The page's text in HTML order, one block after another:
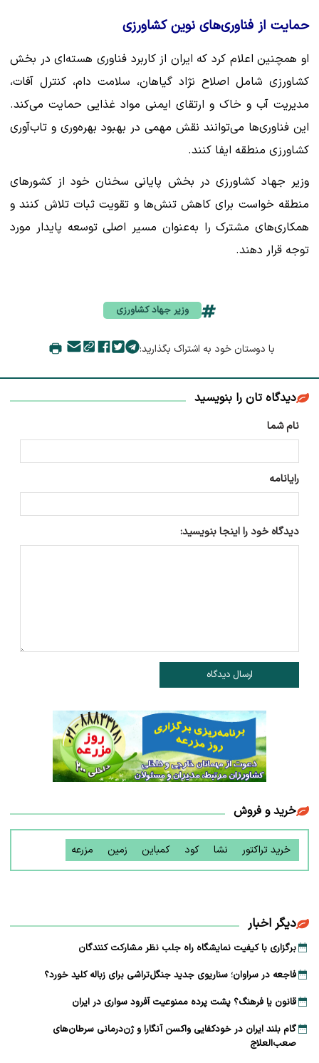
حمایت از فناوری‌های نوین کشاورزی
او همچنین اعلام کرد که ایران از کاربرد فناوری هسته‌ای در بخش
کشاورزی شامل اصلاح نژاد گیاهان، سلامت دام، کنترل آفات،
مدیریت آب و خاک و ارتقای ایمنی مواد غذایی حمایت می‌کند.
این فناوری‌ها می‌توانند نقش مهمی در بهبود بهره‌وری و تاب‌آوری
کشاورزی منطقه ایفا کنند.
وزیر جهاد کشاورزی در بخش پایانی سخنان خود از کشورهای
منطقه خواست برای کاهش تنش‌ها و تقویت ثبات تلاش کنند و
همکاری‌های مشترک را به‌عنوان مسیر اصلی توسعه پایدار مورد
توجه قرار دهند.
وزیر جهاد کشاورزی
با دوستان خود به اشتراک بگذارید:
دیدگاه تان را بنویسید
نام شما
رایانامه
دیدگاه خود را اینجا بنویسید:
ارسال دیدگاه
خرید و فروش
خرید تراکتور نشا کود کمباین زمین مزرعه
دیگر اخبار
برگزاری با کیفیت نمایشگاه راه جلب نظر مشارکت‌ کنندگان
فاجعه در سراوان؛ سناریوی جدید جنگل‌تراشی برای زباله کلید خورد؟
قانون یا فرهنگ؟ پشت پرده ممنوعیت آفرود سواری در ایران
گام بلند ایران در خودکفایی واکسن آنگارا و ژن‌درمانی سرطان‌های
صعب‌العلاج